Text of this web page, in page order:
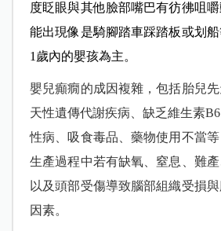
度眨眼與其他臉部嘴巴有彷彿咀
能出現像是騎腳踏車踩踏板或划
1歲內的嬰孩為主。
嬰兒癲癇的成因複雜，包括胎兒
天性遺傳代謝疾病、缺乏維生素
性病、吸食毒品、藥物使用不當
生產過程中若有缺氧、窒息、難產
以及頭部受傷導致腦部組織受損
因素。